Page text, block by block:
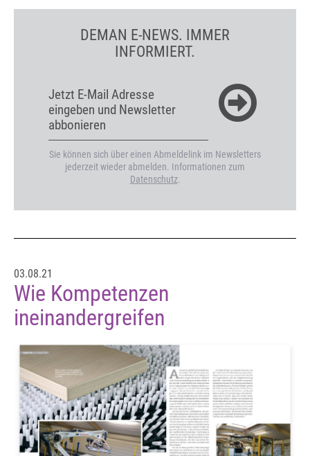
DEMAN E-NEWS. IMMER
INFORMIERT.
Jetzt E-Mail Adresse
eingeben und Newsletter
abbonieren
Sie können sich über einen Abmeldelink im Newsletters
jederzeit wieder abmelden. Informationen zum
Datenschutz.
03.08.21
Wie Kompetenzen
ineinandergreifen